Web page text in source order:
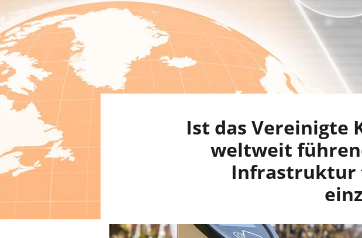
Ist das Vereinigte
weltweit
Infrastruktur